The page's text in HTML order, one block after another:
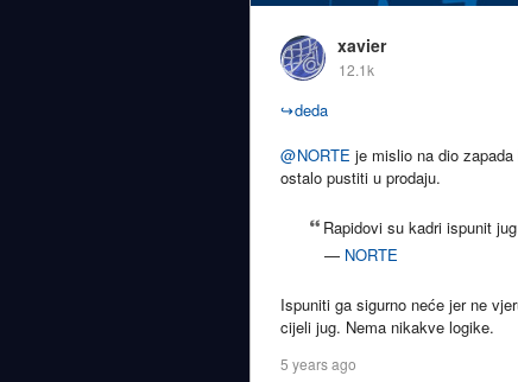
xavier
12.1k
↪deda
@NORTE je mislio na dio
ostalo pustiti u prodaju.
Rapidovi su kadri ispunit jug
— NORTE
Ispuniti ga sigurno neće jer ne
cijeli jug. Nema nikakve logike.
5 years ago